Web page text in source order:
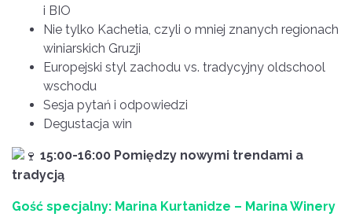
i BIO
Nie tylko Kachetia, czyli o mniej znanych regionach
winiarskich Gruzji
Europejski styl zachodu vs. tradycyjny oldschool
wschodu
Sesja pytań i odpowiedzi
Degustacja win
15:00-16:00 Pomiędzy nowymi trendami a
tradycją
Gość specjalny: Marina Kurtanidze – Marina Winery